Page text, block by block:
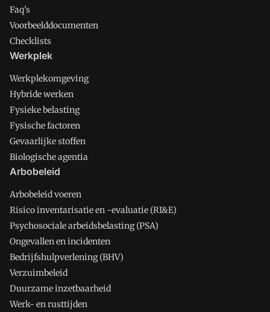
Faq's
Voorbeelddocumenten
Checklists
Werkplek
Werkplekomgeving
Hybride werken
Fysieke belasting
Fysische factoren
Gevaarlijke stoffen
Biologische agentia
Arbobeleid
Arbobeleid voeren
Risico inventarisatie en -evaluatie (RI&E)
Psychosociale arbeidsbelasting (PSA)
Ongevallen en incidenten
Bedrijfshulpverlening (BHV)
Verzuimbeleid
Duurzame inzetbaarheid
Werk- en rusttijden